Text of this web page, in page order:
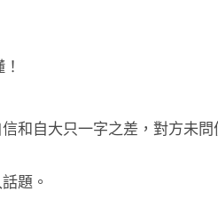
和自大只一字之差，對方未問
題。